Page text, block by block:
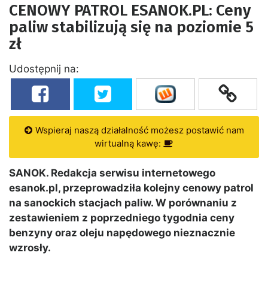
CENOWY PATROL ESANOK.PL: Ceny
paliw stabilizują się na poziomie 5
zł
Udostępnij na:
Wspieraj naszą działalność możesz postawić nam
wirtualną kawę:
SANOK. Redakcja serwisu internetowego
esanok.pl, przeprowadziła kolejny cenowy patrol
na sanockich stacjach paliw. W porównaniu z
zestawieniem z poprzedniego tygodnia ceny
benzyny oraz oleju napędowego nieznacznie
wzrosły.